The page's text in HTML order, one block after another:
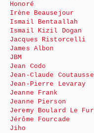
Honoré
Irène Beausejour
Ismail Bentaallah
Ismail Kizil Dogan
Jacques Ristorcelli
James Albon
JBM
Jean Codo
Jean-Claude Coutausse
Jean-Pierre Levaray
Jeanne Frank
Jeanne Pierson
Jeremy Boulard Le Fur
Jérôme Fourcade
Jiho